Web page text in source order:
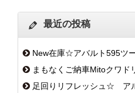
最近の投稿
New在庫☆アバルト595ツ
まもなくご納車Mitoクワ
足回りリフレッシュ☆ ア